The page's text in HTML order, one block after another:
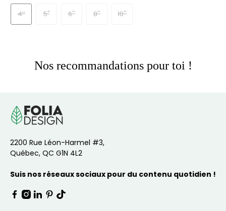
4’’ 5" 6'' 8'' 10''
Nos recommandations pour toi !
2200 Rue Léon-Harmel #3,
Québec, QC G1N 4L2
Suis nos réseaux sociaux pour du contenu quotidien !